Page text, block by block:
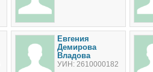
Евгения
Демирова
Владова
УИН: 2610000182